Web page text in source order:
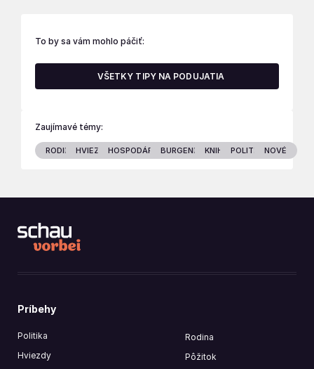
To by sa vám mohlo páčiť:
VŠETKY TIPY NA PODUJATIA
Zaujímavé témy:
RODINA HVIEZDYHOSPODÁRSTVOBURGENLANDKNIHY POLITIKANOVÉ
Príbehy
Politika
Hviezdy
Rodina
Pôžitok